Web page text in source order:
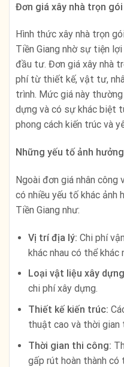
Đơn giá xây nhà trọn gói
Hình thức xây nhà trọn
Tiền Giang nhờ sự tiện
đầu tư. Đơn giá xây nhà
phí từ thiết kế, vật tư,
trình. Mức giá này
dựng và có sự khác biệt
phong cách kiến trúc và
Những yếu tố ảnh
Ngoài đơn giá nhân công
có nhiều yếu tố khác ảnh
Tiền Giang như:
Vị trí địa lý: Chi phí
khác nhau có thể khác
Loại vật liệu xây
chi phí xây dựng.
Thiết kế kiến trúc:
thuật cao và thời gian
Thời gian thi công:
gấp rút hoàn thành có